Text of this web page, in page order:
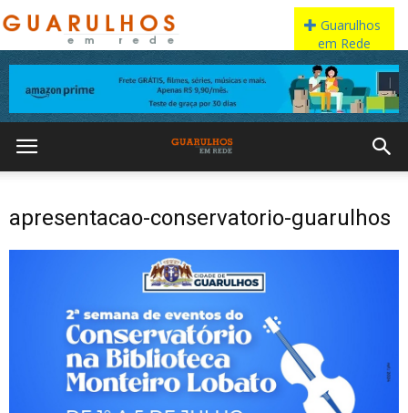
apresentacao-conservatorio-guarulhos